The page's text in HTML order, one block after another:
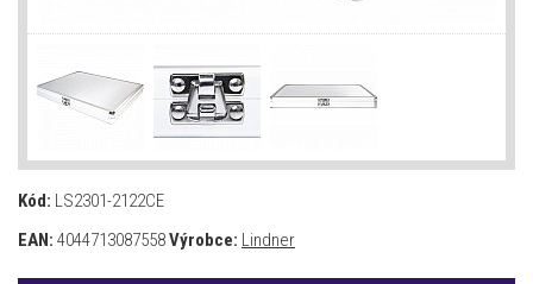
Kód: LS2301-2122CE
EAN: 4044713087558Výrobce: Lindner